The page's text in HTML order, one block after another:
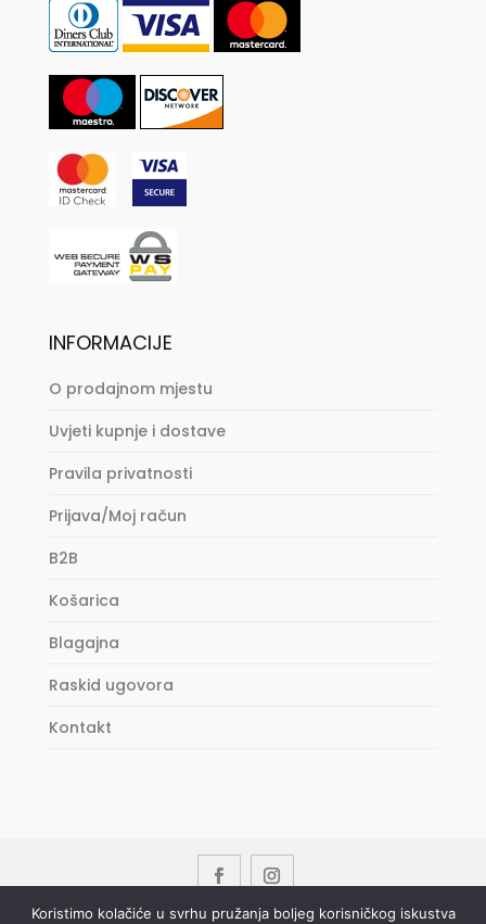
INFORMACIJE
O prodajnom mjestu
Uvjeti kupnje i dostave
Pravila privatnosti
Prijava/Moj račun
B2B
Košarica
Blagajna
Raskid ugovora
Kontakt
Koristimo kolačiće u svrhu pružanja boljeg korisničkog iskustva